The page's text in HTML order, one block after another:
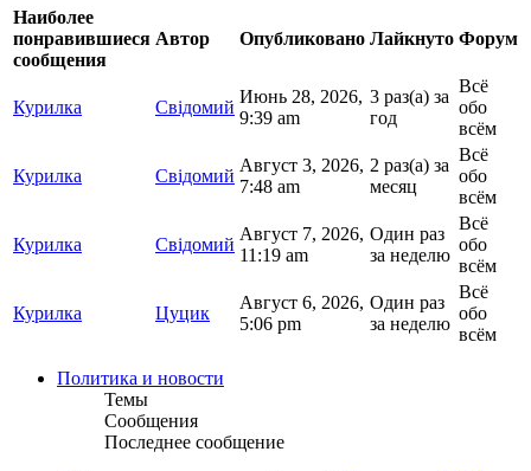
Наиболее
понравившиеся
сообщения
Автор Опубликовано Лайкнуто Форум
Курилка Свідомий
Июнь 28, 2026,
9:39 am
3 раз(а) за
год
Всё
обо
всём
Курилка Свідомий
Август 3, 2026,
7:48 am
2 раз(а) за
месяц
Всё
обо
всём
Курилка Свідомий
Август 7, 2026,
11:19 am
Один раз
за неделю
Всё
обо
всём
Курилка Цуцик
Август 6, 2026,
5:06 pm
Один раз
за неделю
Всё
обо
всём
Политика и новости
Темы
Сообщения
Последнее сообщение